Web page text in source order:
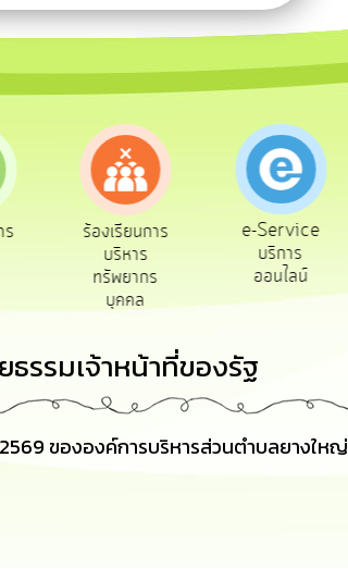
ร
e-Service
บริการ
ออนไลน์
ถามตอบ
Q&A
ธรรมเจ้าหน้าที่ของรัฐ
ขององค์การบริหารส่วนตำบลยางใหญ่